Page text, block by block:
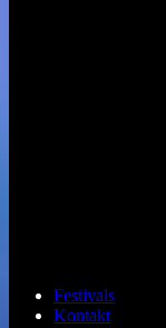
Festivals
Kontakt